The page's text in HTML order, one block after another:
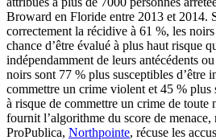
Broward en Floride entre 2013 et 2014.
correctement la récidive à 61 %, les
chance d’être évalué à plus haut risque
indépendamment de leurs antécédents
noirs sont 77 % plus susceptibles d’être
commettre un crime violent et 45 % plus
à risque de commettre un crime de toute
fournit l’algorithme du score de menace,
ProPublica, Northpointe, récuse les